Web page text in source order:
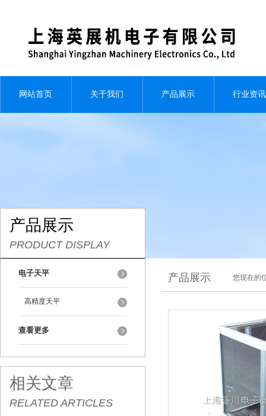
网站首页 关于我们 产品展示 行业资讯
产品展示
PRODUCT DISPLAY
电子天平
高精度天平
查看更多
相关文章
RELATED ARTICLES
产品展示 您现在的